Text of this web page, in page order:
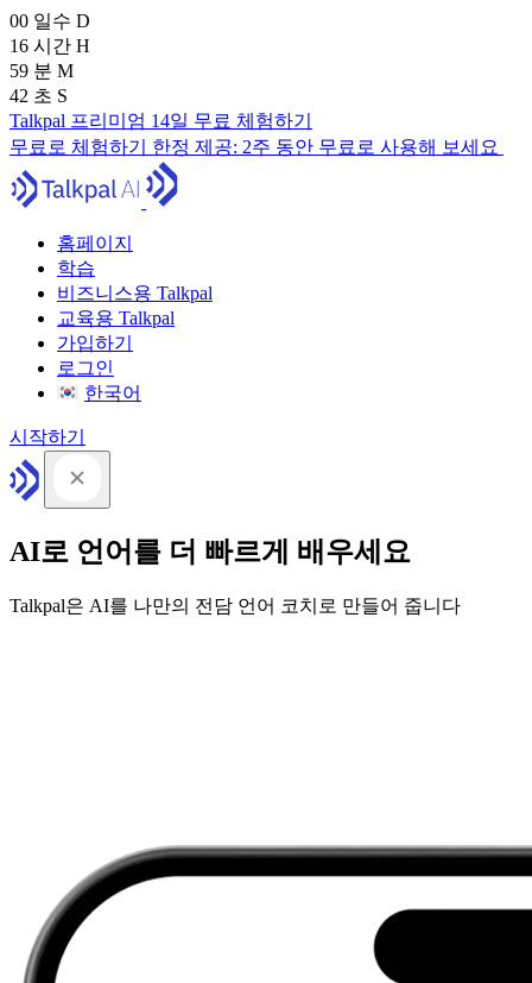
00 일수 D
16 시간 H
59 분 M
41 초 S
Talkpal 프리미엄 14일 무료 체험하기
무료로 체험하기 한정 제공: 2주 동안 무료로 사용해 보세요
홈페이지
학습
비즈니스용 Talkpal
교육용 Talkpal
가입하기
로그인
한국어
시작하기
AI로 언어를 더 빠르게 배우세요
Talkpal은 AI를 나만의 전담 언어 코치로 만들어 줍니다